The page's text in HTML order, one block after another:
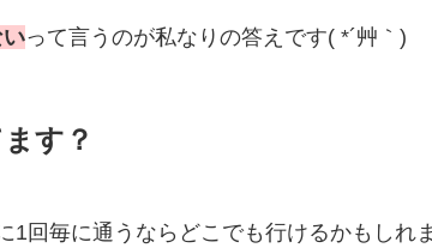
って言うのが私なりの答えです( *´艸｀)
す？
1回毎に通うならどこでも行けるかもしれ